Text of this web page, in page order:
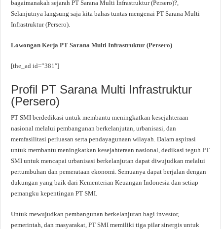
bagaimanakah sejarah PT Sarana Multi Infrastruktur (Persero)?,
Selanjutnya langsung saja kita bahas tuntas mengenai PT Sarana Multi
Infrastruktur (Persero).
Lowongan Kerja PT Sarana Multi Infrastruktur (Persero)
[the_ad id=”381″]
Profil PT Sarana Multi Infrastruktur
(Persero)
PT SMI berdedikasi untuk membantu meningkatkan kesejahteraan
nasional melalui pembangunan berkelanjutan, urbanisasi, dan
memfasilitasi perluasan serta pendayagunaan wilayah. Dalam aspirasi
untuk membantu meningkatkan kesejahteraan nasional, dedikasi teguh PT
SMI untuk mencapai urbanisasi berkelanjutan dapat diwujudkan melalui
pertumbuhan dan pemerataan ekonomi. Semuanya dapat berjalan dengan
dukungan yang baik dari Kementerian Keuangan Indonesia dan setiap
pemangku kepentingan PT SMI.
Untuk mewujudkan pembangunan berkelanjutan bagi investor,
pemerintah, dan masyarakat, PT SMI memiliki tiga pilar sinergis untuk